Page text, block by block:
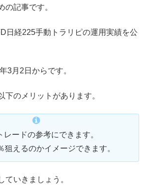
の記事です。
日経225手動トラリピの運用実績を公
3月2日からです。
下のメリットがあります。
レードの参考にできます。
狙えるのかイメージできます。
ていきましょう。